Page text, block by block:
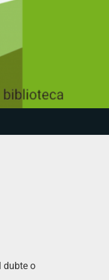
dubte o